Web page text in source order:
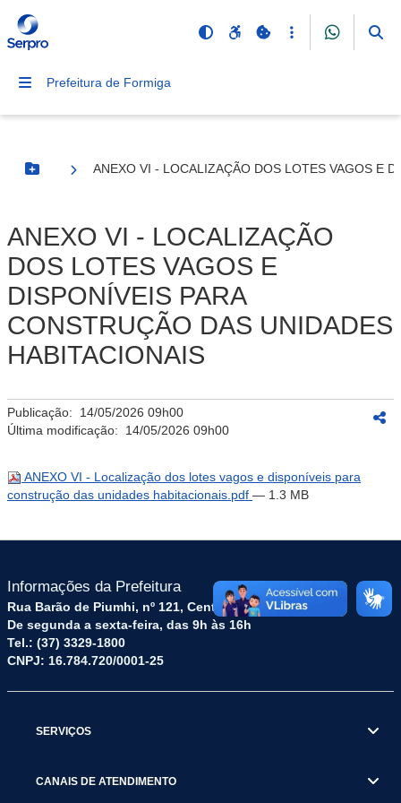
Prefeitura de Formiga
Botão Menu
ANEXO VI - LOCALIZAÇÃO DOS LOTES VAGOS E
ANEXO VI - LOCALIZAÇÃO
DOS LOTES VAGOS E
DISPONÍVEIS PARA
CONSTRUÇÃO DAS UNIDADES
HABITACIONAIS
Publicação: 14/05/2026 09h00
Última modificação: 14/05/2026 09h00
ANEXO VI - Localização dos lotes vagos e disponíveis para
construção das unidades habitacionais.pdf — 1.3 MB
Informações da Prefeitura
Rua Barão de Piumhi, nº 121, Centro – CEP: 35570-128
De segunda a sexta-feira, das 9h às 16h
Tel.: (37) 3329-1800
CNPJ: 16.784.720/0001-25
SERVIÇOS
CANAIS DE ATENDIMENTO